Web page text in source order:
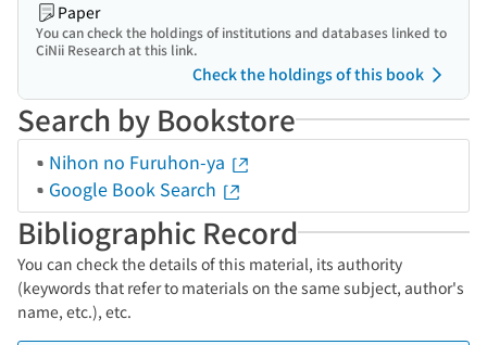
Paper
You can check the holdings of institutions and databases linked to
CiNii Research at this link.
Check the holdings of this book
Search by Bookstore
Nihon no Furuhon-ya
Google Book Search
Bibliographic Record
You can check the details of this material, its authority
(keywords that refer to materials on the same subject, author's
name, etc.), etc.